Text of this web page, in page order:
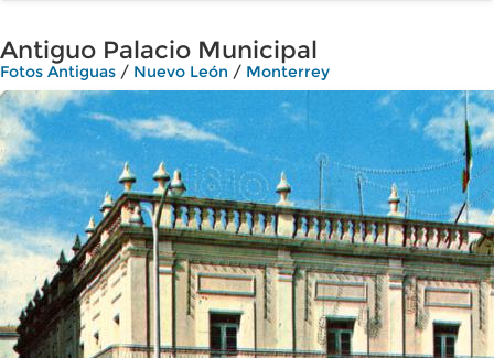
Antiguo Palacio Municipal
Fotos Antiguas / Nuevo León / Monterrey